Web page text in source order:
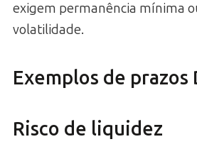
exigem permanência mínima
volatilidade.
Exemplos de prazos
Risco de liquidez